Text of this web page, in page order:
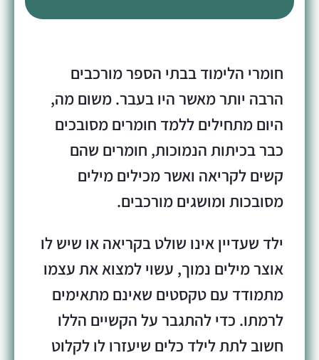
חומרי הלימוד בבתי הספר מורכבים
הרבה יותר מאשר היו בעבר. משום מה,
היום מתחילים ללמד חומרים מסובכים
כבר בכיתות הנמוכות, חומרים שהם
קשים לקריאה ואשר מכילים מילים
מסובכות ומושגים מורכבים.
ילד שעדיין אינו שולט בקריאה או שיש לו
אוצר מילים נמוך, עשוי למצוא את עצמו
מתמודד עם טקסטים שאינם מתאימים
לרמתו. כדי להתגבר על הקשיים הללו
חשוב לתת לילד כלים שיעזרו לו לקלוט